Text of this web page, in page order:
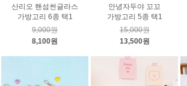
산리오 핸섬썬글라스
가방고리 6종 택1
9,000원
8,100원
안녕자두야 꼬꼬
가방고리 5종 택1
15,000원
13,500원